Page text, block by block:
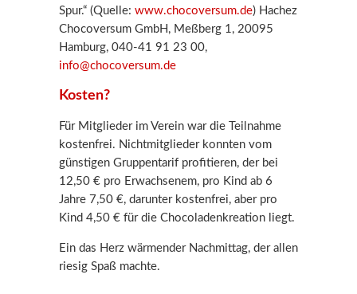
Spur.“ (Quelle: www.chocoversum.de) Hachez
Chocoversum GmbH, Meßberg 1, 20095
Hamburg, 040-41 91 23 00,
info@chocoversum.de
Kosten?
Für Mitglieder im Verein war die Teilnahme
kostenfrei. Nichtmitglieder konnten vom
günstigen Gruppentarif profitieren, der bei
12,50 € pro Erwachsenem, pro Kind ab 6
Jahre 7,50 €, darunter kostenfrei, aber pro
Kind 4,50 € für die Chocoladenkreation liegt.
Ein das Herz wärmender Nachmittag, der allen
riesig Spaß machte.